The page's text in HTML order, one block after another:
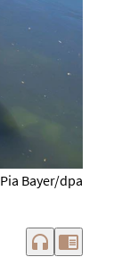
Pia Bayer/dpa
headphones chrome_reader_mode